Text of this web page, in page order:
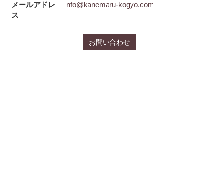
メールアドレ
ス
info@kanemaru-kogyo.com
お問い合わせ